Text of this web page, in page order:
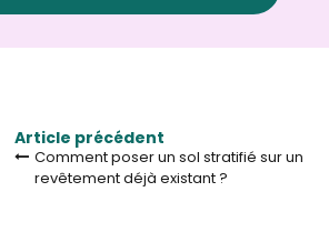
Article précédent
Comment poser un sol stratifié sur un
revêtement déjà existant ?